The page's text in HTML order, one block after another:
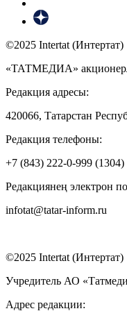
©2025 Intertat (Интертат)
«ТАТМЕДИА»
Редакция адресы:
420066, Татарстан
Редакция телефоны:
+7 (843) 222-0-999 (1304)
Редакциянең электрон
infotat@tatar-inform.ru
©2025 Intertat (Интертат)
Учредитель АО
Адрес редакции: